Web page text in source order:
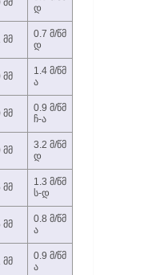
მმ
დ
მმ
0.7 მ/წმ
დ
მმ
1.4 მ/წმ
ა
მმ
0.9 მ/წმ
ჩ-ა
მმ
3.2 მ/წმ
დ
მმ
1.3 მ/წმ
ს-დ
მმ
0.8 მ/წმ
ა
მმ
0.9 მ/წმ
ა